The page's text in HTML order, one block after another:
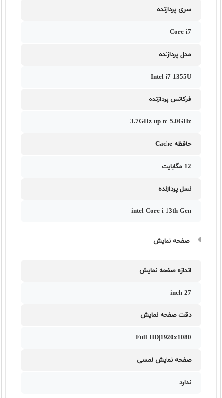
سری پردازنده
Core i7
مدل پردازنده
Intel i7 1355U
فرکانس پردازنده
3.7GHz up to 5.0GHz
حافظه Cache
12 مگابایت
نسل پردازنده
intel Core i 13th Gen
صفحه نمایش
اندازه صفحه نمایش
27 inch
دقت صفحه نمایش
Full HD|1920x1080
صفحه نمایش لمسی
ندارد